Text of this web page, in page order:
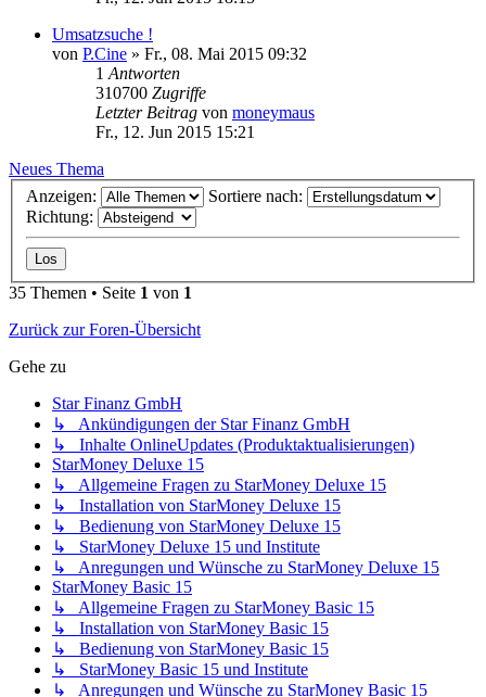
Umsatzsuche !
von P.Cine » Fr., 08. Mai 2015 09:32
1 Antworten
310700 Zugriffe
Letzter Beitrag von moneymaus
Fr., 12. Jun 2015 15:21
Neues Thema
Anzeigen:
Sortiere nach:
Richtung:
35 Themen • Seite 1 von 1
Zurück zur Foren-Übersicht
Gehe zu
Star Finanz GmbH
↳ Ankündigungen der Star Finanz GmbH
↳ Inhalte OnlineUpdates (Produktaktualisierungen)
StarMoney Deluxe 15
↳ Allgemeine Fragen zu StarMoney Deluxe 15
↳ Installation von StarMoney Deluxe 15
↳ Bedienung von StarMoney Deluxe 15
↳ StarMoney Deluxe 15 und Institute
↳ Anregungen und Wünsche zu StarMoney Deluxe 15
StarMoney Basic 15
↳ Allgemeine Fragen zu StarMoney Basic 15
↳ Installation von StarMoney Basic 15
↳ Bedienung von StarMoney Basic 15
↳ StarMoney Basic 15 und Institute
↳ Anregungen und Wünsche zu StarMoney Basic 15